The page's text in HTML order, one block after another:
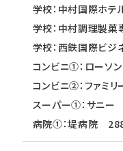
学校：中村国際ホ
学校：中村調理製
学校：西鉄国際ビ
コンビニ①：ロー
コンビニ②：ファ
スーパー①：サニ
病院①：堤病院